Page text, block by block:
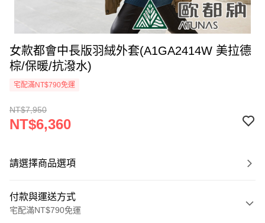
女款都會中長版羽絨外套(A1GA2414W 美拉德
棕/保暖/抗潑水)
宅配滿NT$790免運
NT$7,950
NT$6,360
請選擇商品選項
付款與運送方式
宅配滿NT$790免運